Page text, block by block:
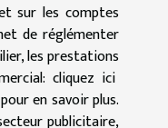
sur les comptes
de réglémenter
les prestations
cliquez ici
en savoir plus.
publicitaire,